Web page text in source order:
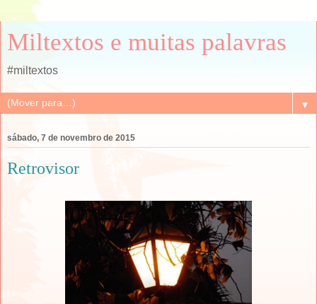
Miltextos e muitas palavras
#miltextos
▼
sábado, 7 de novembro de 2015
Retrovisor